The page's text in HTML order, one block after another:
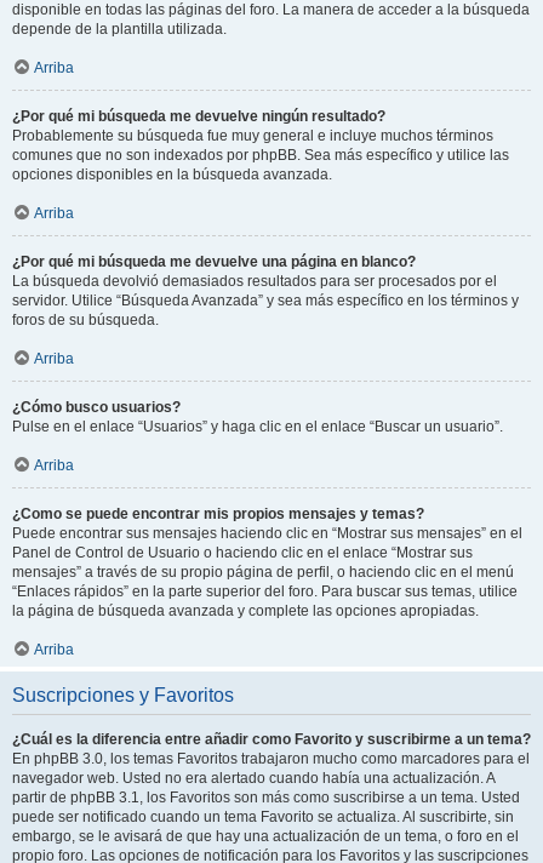
disponible en todas las páginas del foro. La manera de acceder a la búsqueda
depende de la plantilla utilizada.
Arriba
¿Por qué mi búsqueda me devuelve ningún resultado?
Probablemente su búsqueda fue muy general e incluye muchos términos
comunes que no son indexados por phpBB. Sea más específico y utilice las
opciones disponibles en la búsqueda avanzada.
Arriba
¿Por qué mi búsqueda me devuelve una página en blanco?
La búsqueda devolvió demasiados resultados para ser procesados por el
servidor. Utilice “Búsqueda Avanzada” y sea más específico en los términos y
foros de su búsqueda.
Arriba
¿Cómo busco usuarios?
Pulse en el enlace “Usuarios” y haga clic en el enlace “Buscar un usuario”.
Arriba
¿Como se puede encontrar mis propios mensajes y temas?
Puede encontrar sus mensajes haciendo clic en “Mostrar sus mensajes” en el
Panel de Control de Usuario o haciendo clic en el enlace “Mostrar sus
mensajes” a través de su propio página de perfil, o haciendo clic en el menú
“Enlaces rápidos” en la parte superior del foro. Para buscar sus temas, utilice
la página de búsqueda avanzada y complete las opciones apropiadas.
Arriba
Suscripciones y Favoritos
¿Cuál es la diferencia entre añadir como Favorito y suscribirme a un tema?
En phpBB 3.0, los temas Favoritos trabajaron mucho como marcadores para el
navegador web. Usted no era alertado cuando había una actualización. A
partir de phpBB 3.1, los Favoritos son más como suscribirse a un tema. Usted
puede ser notificado cuando un tema Favorito se actualiza. Al suscribirte, sin
embargo, se le avisará de que hay una actualización de un tema, o foro en el
propio foro. Las opciones de notificación para los Favoritos y las suscripciones